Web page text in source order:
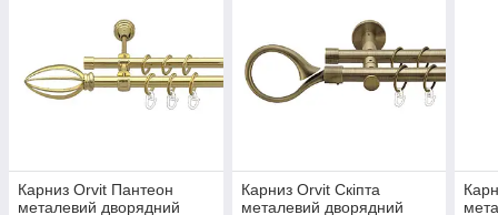
Карниз Orvit Пантеон
металевий дворядний
Карниз Orvit Скіпта
металевий дворядний